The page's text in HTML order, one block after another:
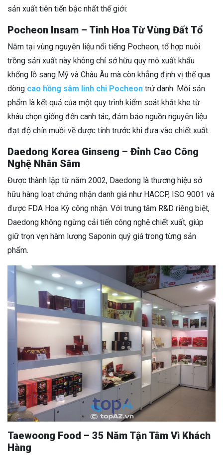
sản xuất tiên tiến bậc nhất thế giới:
Pocheon Insam – Tinh Hoa Từ Vùng Đất Tổ
Nằm tại vùng nguyên liệu nổi tiếng Pocheon, tổ hợp nuôi
trồng sản xuất này không chỉ sở hữu quy mô xuất khẩu
khổng lồ sang Mỹ và Châu Âu mà còn khẳng định vị thế qua
dòng cao hồng sâm linh chi Pocheon trứ danh. Mỗi sản
phẩm là kết quả của một quy trình kiểm soát khắt khe từ
khâu chọn giống đến canh tác, đảm bảo nguồn nguyên liệu
đạt độ chín muồi về dược tính trước khi đưa vào chiết xuất.
Daedong Korea Ginseng – Đỉnh Cao Công
Nghệ Nhân Sâm
Được thành lập từ năm 2002, Daedong là thương hiệu sở
hữu hàng loạt chứng nhận danh giá như HACCP, ISO 9001 và
được FDA Hoa Kỳ công nhận. Với trung tâm R&D riêng biệt,
Daedong không ngừng cải tiến công nghệ chiết xuất, giúp
giữ trọn vẹn hàm lượng Saponin quý giá trong từng sản
phẩm.
Taewoong Food – 35 Năm Tận Tâm Vì Khách
Hàng